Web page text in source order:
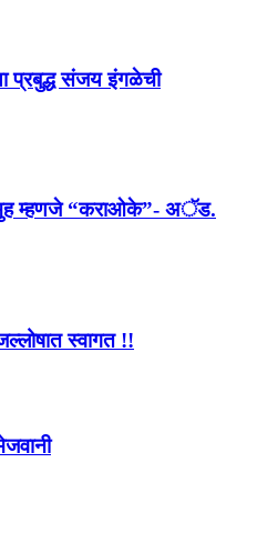
प्रबुद्ध संजय इंगळेची
म्हणजे “कराओके”- अॅड.
जल्लोषात स्वागत !!